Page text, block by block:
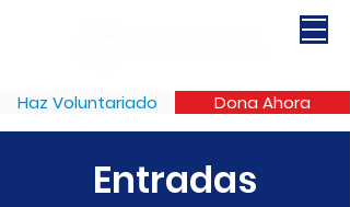
Haz Voluntariado Dona Ahora
Entradas